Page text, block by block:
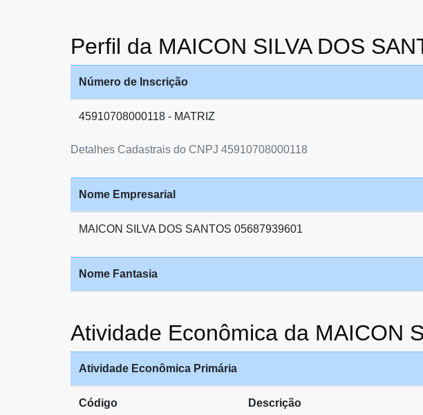
Perfil da MAICON SILVA DOS
Detalhes Cadastrais do CNPJ 45910708000118
Número de Inscrição
45910708000118 - MATRIZ
Nome Empresarial
MAICON SILVA DOS SANTOS 05687939601
Nome Fantasia
Atividade Econômica da MAICON
Atividade Econômica Primária
Código Descrição